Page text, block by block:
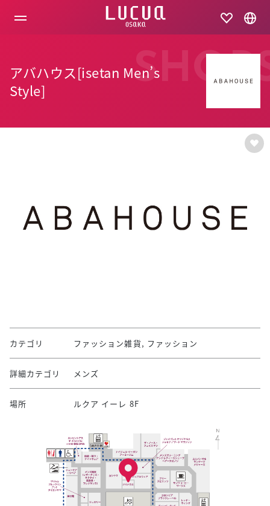
アバハウス[isetan Men’s
Style]
カテゴリ ファッション雑貨, ファッション
詳細カテゴリ メンズ
場所 ルクア イーレ 8F